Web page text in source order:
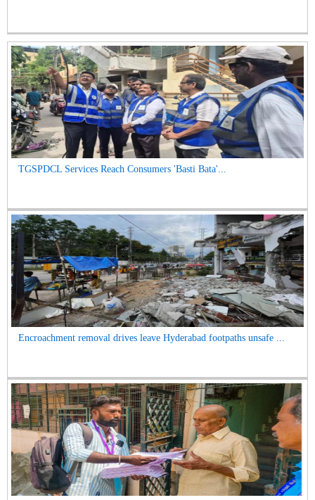
TGSPDCL Services Reach Consumers 'Basti Bata'...
Encroachment removal drives leave Hyderabad footpaths unsafe ...